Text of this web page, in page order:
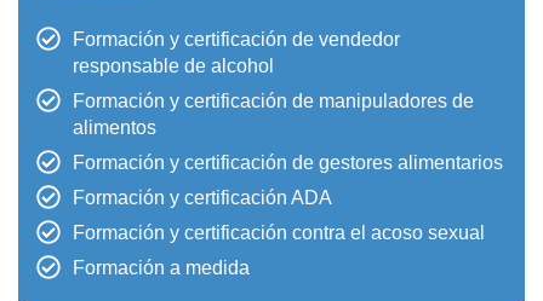
Formación y certificación de vendedor
responsable de alcohol
Formación y certificación de manipuladores de
alimentos
Formación y certificación de gestores alimentarios
Formación y certificación ADA
Formación y certificación contra el acoso sexual
Formación a medida